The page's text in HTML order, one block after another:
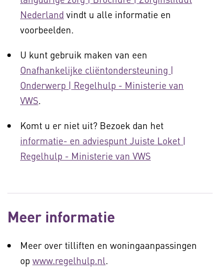
Nederland vindt u alle informatie en
voorbeelden.
U kunt gebruik maken van een
Onafhankelijke cliëntondersteuning |
Onderwerp | Regelhulp - Ministerie van
VWS.
Komt u er niet uit? Bezoek dan het
informatie- en adviespunt Juiste Loket |
Regelhulp - Ministerie van VWS
Meer informatie
Meer over tilliften en woningaanpassingen
op www.regelhulp.nl.